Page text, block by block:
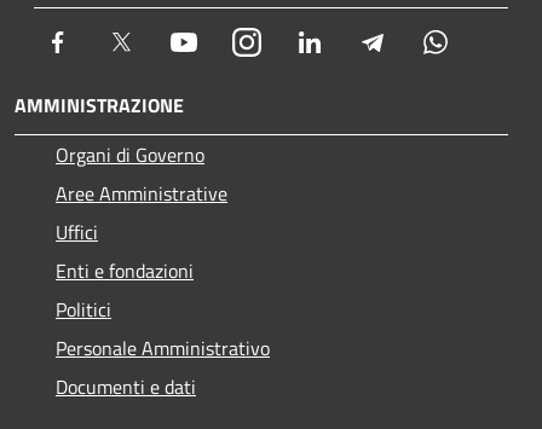
Facebook Twitter YoutubeInstagram LinkedIn Telegram
AMMINISTRAZIONE
Organi di Governo
Aree Amministrative
Uffici
Enti e fondazioni
Politici
Personale Amministrativo
Documenti e dati